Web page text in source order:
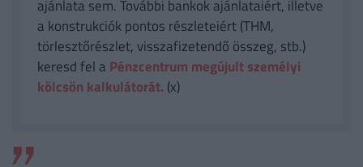
ajánlata sem. További bankok ajánlataiért, illetve
a konstrukciók pontos részleteiért (THM,
törlesztőrészlet, visszafizetendő összeg, stb.)
keresd fel a Pénzcentrum megújult személyi
kölcsön kalkulátorát. (x)